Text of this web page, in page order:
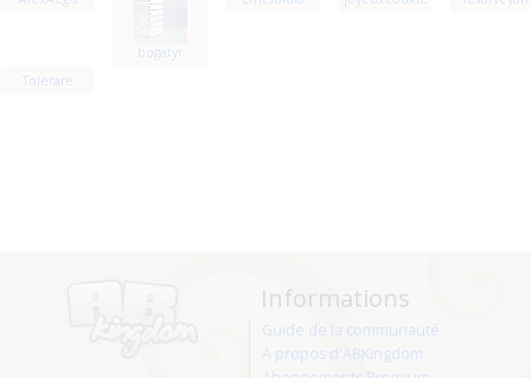
bogatyr
Tolerare
Informations
Guide de la communauté
A propos d'ABKingdom